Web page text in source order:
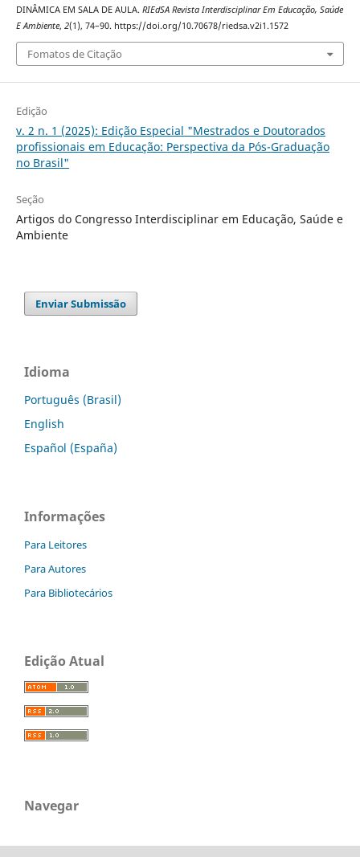
DINÂMICA EM SALA DE AULA. RIEdSA Revista Interdisciplinar Em Educação, Saúde
E Ambiente, 2(1), 74–90. https://doi.org/10.70678/riedsa.v2i1.1572
Fomatos de Citação
Edição
v. 2 n. 1 (2025): Edição Especial "Mestrados e Doutorados
profissionais em Educação: Perspectiva da Pós-Graduação
no Brasil"
Seção
Artigos do Congresso Interdisciplinar em Educação, Saúde e
Ambiente
Enviar Submissão
Idioma
Português (Brasil)
English
Español (España)
Informações
Para Leitores
Para Autores
Para Bibliotecários
Edição Atual
Navegar